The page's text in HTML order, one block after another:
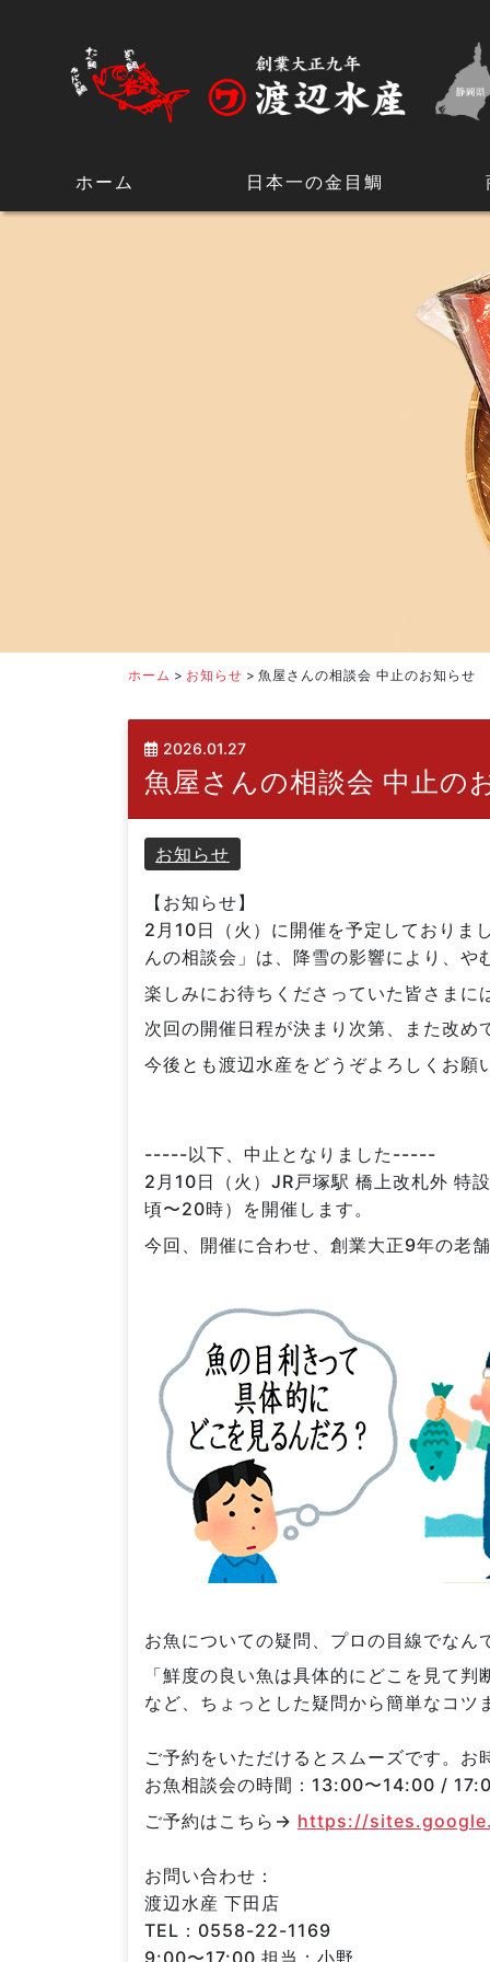
ホーム 日本一の金目鯛
ホーム > お知らせ > 魚屋さんの相談会 中止のお知らせ
2026.01.27
魚屋さんの相談会 中止の
お知らせ
【お知らせ】
2月10日（火）に開催を予定しておりま
んの相談会」は、降雪の影響により、や
楽しみにお待ちくださっていた皆さまに
次回の開催日程が決まり次第、また改め
今後とも渡辺水産をどうぞよろしくお願
-----以下、中止となりました-----
2月10日（火）JR戸塚駅 橋上改札外 特
頃〜20時）を開催します。
今回、開催に合わせ、創業大正9年の老
お魚についての疑問、プロの目線でなん
「鮮度の良い魚は具体的にどこを見て
など、ちょっとした疑問から簡単なコツ
ご予約をいただけるとスムーズです。お
お魚相談会の時間：13:00〜14:00 /
ご予約はこちら→ https://
お問い合わせ：
渡辺水産 下田店
TEL：0558-22-1169
9:00〜17:00 担当：小野